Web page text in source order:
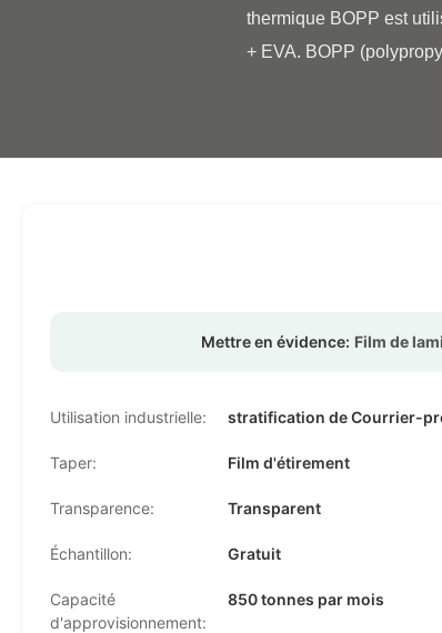
thermique BOPP est
+ EVA. BOPP
Mettre en évidence: Film de
Utilisation industrielle: stratification de Courrier-
Taper: Film d'étirement
Transparence: Transparent
Échantillon: Gratuit
Capacité
d'approvisionnement:
850 tonnes par mois